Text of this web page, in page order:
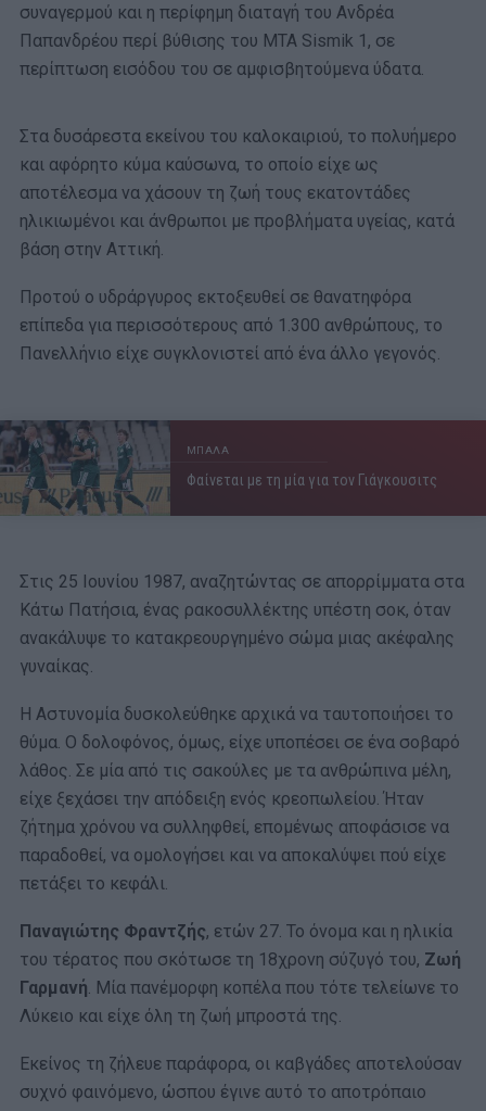
συναγερμού και η περίφημη διαταγή του Ανδρέα
Παπανδρέου περί βύθισης του MTA Sismik 1, σε
περίπτωση εισόδου του σε αμφισβητούμενα ύδατα.
Στα δυσάρεστα εκείνου του καλοκαιριού, το πολυήμερο
και αφόρητο κύμα καύσωνα, το οποίο είχε ως
αποτέλεσμα να χάσουν τη ζωή τους εκατοντάδες
ηλικιωμένοι και άνθρωποι με προβλήματα υγείας, κατά
βάση στην Αττική.
Προτού ο υδράργυρος εκτοξευθεί σε θανατηφόρα
επίπεδα για περισσότερους από 1.300 ανθρώπους, το
Πανελλήνιο είχε συγκλονιστεί από ένα άλλο γεγονός.
ΜΠΑΛΑ
Φαίνεται με τη μία για τον Γιάγκουσιτς
Στις 25 Ιουνίου 1987, αναζητώντας σε απορρίμματα στα
Κάτω Πατήσια, ένας ρακοσυλλέκτης υπέστη σοκ, όταν
ανακάλυψε το κατακρεουργημένο σώμα μιας ακέφαλης
γυναίκας.
Η Αστυνομία δυσκολεύθηκε αρχικά να ταυτοποιήσει το
θύμα. Ο δολοφόνος, όμως, είχε υποπέσει σε ένα σοβαρό
λάθος. Σε μία από τις σακούλες με τα ανθρώπινα μέλη,
είχε ξεχάσει την απόδειξη ενός κρεοπωλείου. Ήταν
ζήτημα χρόνου να συλληφθεί, επομένως αποφάσισε να
παραδοθεί, να ομολογήσει και να αποκαλύψει πού είχε
πετάξει το κεφάλι.
Παναγιώτης Φραντζής, ετών 27. Το όνομα και η ηλικία
του τέρατος που σκότωσε τη 18χρονη σύζυγό του, Ζωή
Γαρμανή. Μία πανέμορφη κοπέλα που τότε τελείωνε το
Λύκειο και είχε όλη τη ζωή μπροστά της.
Εκείνος τη ζήλευε παράφορα, οι καβγάδες αποτελούσαν
συχνό φαινόμενο, ώσπου έγινε αυτό το αποτρόπαιο